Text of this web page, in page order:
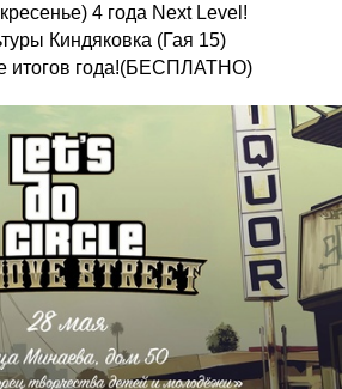
4 года Next Level!
Киндяковка (Гая 15)
итогов года!(БЕСПЛАТНО)